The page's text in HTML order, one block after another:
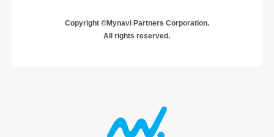
Copyright ©Mynavi Partners Corporation.
All rights reserved.